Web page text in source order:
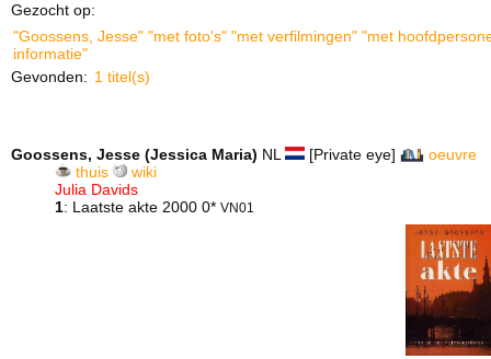
Gezocht op:
"Goossens, Jesse" "met foto's" "met verfilmingen" "met
informatie"
Gevonden: 1 titel(s)
Goossens, Jesse (Jessica Maria) NL [Private eye]
oeuvre
thuis
wiki
Julia Davids
1: Laatste akte 2000 0* VN01